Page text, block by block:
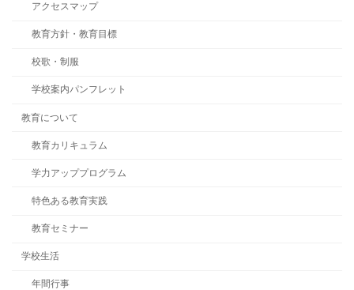
アクセスマップ
教育方針・教育目標
校歌・制服
学校案内パンフレット
教育について
教育カリキュラム
学力アッププログラム
特色ある教育実践
教育セミナー
学校生活
年間行事